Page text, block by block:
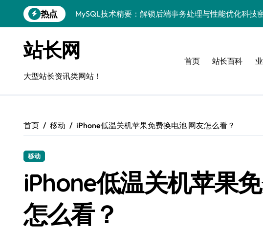
到
热点
MySQL技术精要：解锁后端事务处理与性能优化科技
VR开发进阶：技术赋能，MySQL事务控制科技实战精析
MySQL事务精控与安全优化：站长技术升级实战秘籍
MySQL事务控制深度剖析：科技赋能服务器性能优化实
Go语言技术揭秘：MySQL事务控制与高并发科技优化
零基础启航！站长学院带你玩转MySQL事务控制实战
站长网
大型站长资讯类网站！
首页 站长百科
首页 移动 iPhone低温关机苹果免费换电池 网友怎么看？
移动
iPhone低温关机苹果
怎么看？